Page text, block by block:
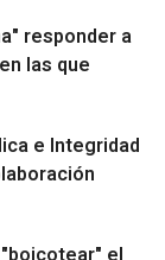
responder a
las que
e Integridad